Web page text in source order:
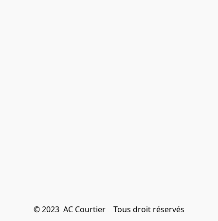
© 2023  AC Courtier    Tous droit réservés